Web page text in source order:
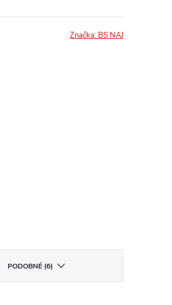
Značka: BS NAJ
PODOBNÉ (6)